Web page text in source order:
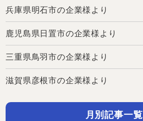
兵庫県明石市の企業様より
鹿児島県日置市の企業様より
三重県鳥羽市の企業様より
滋賀県彦根市の企業様より
月別記事一覧